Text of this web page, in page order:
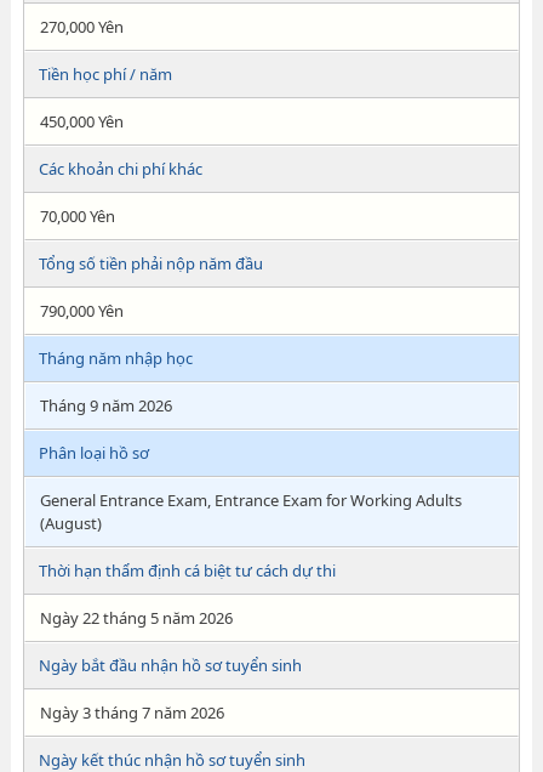
270,000 Yên
Tiền học phí / năm
450,000 Yên
Các khoản chi phí khác
70,000 Yên
Tổng số tiền phải nộp năm đầu
790,000 Yên
Tháng năm nhập học
Tháng 9 năm 2026
Phân loại hồ sơ
General Entrance Exam, Entrance Exam for Working Adults
(August)
Thời hạn thẩm định cá biệt tư cách dự thi
Ngày 22 tháng 5 năm 2026
Ngày bắt đầu nhận hồ sơ tuyển sinh
Ngày 3 tháng 7 năm 2026
Ngày kết thúc nhận hồ sơ tuyển sinh